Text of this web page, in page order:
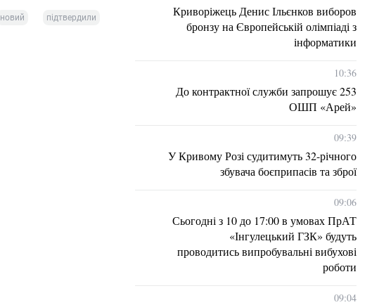
новий
підтвердили
Криворіжець Денис Ільєнков виборов
бронзу на Європейській олімпіаді з
інформатики
10:36
До контрактної служби запрошує 253
ОШП «Арей»
09:39
У Кривому Розі судитимуть 32-річного
збувача боєприпасів та зброї
09:06
Сьогодні з 10 до 17:00 в умовах ПрАТ
«Інгулецький ГЗК» будуть
проводитись випробувальні вибухові
роботи
09:04